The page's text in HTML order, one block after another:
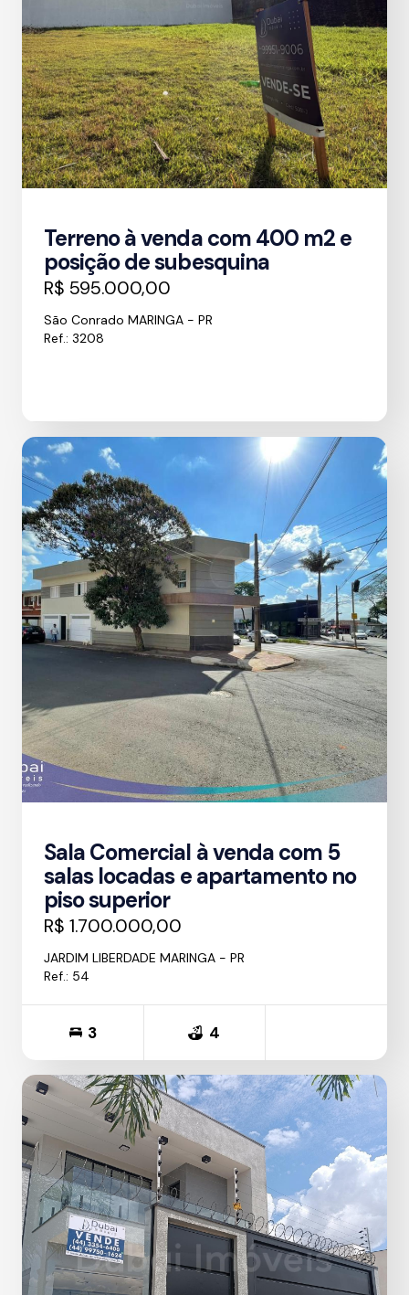
Terreno à venda com 400 m2 e
posição de subesquina
R$ 595.000,00
São Conrado MARINGA - PR
Ref.: 3208
Sala Comercial à venda com 5
salas locadas e apartamento no
piso superior
R$ 1.700.000,00
JARDIM LIBERDADE MARINGA - PR
Ref.: 54
3 4